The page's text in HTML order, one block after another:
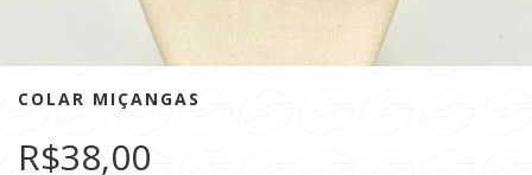
COLAR MIÇANGAS
R$38,00